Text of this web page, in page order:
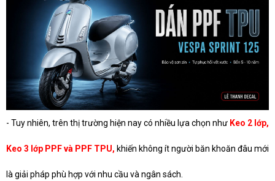
- Tuy nhiên, trên thị trường hiện nay có nhiều lựa chọn như Keo 2 lớp,
Keo 3 lớp PPF và PPF TPU, khiến không ít người băn khoăn đâu mới
là giải pháp phù hợp với nhu cầu và ngân sách.